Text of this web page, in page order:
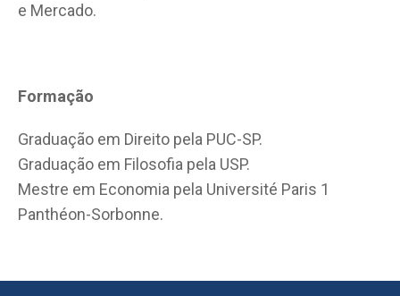
e Mercado.
Formação
Graduação em Direito pela PUC-SP.
Graduação em Filosofia pela USP.
Mestre em Economia pela Université Paris 1
Panthéon-Sorbonne.